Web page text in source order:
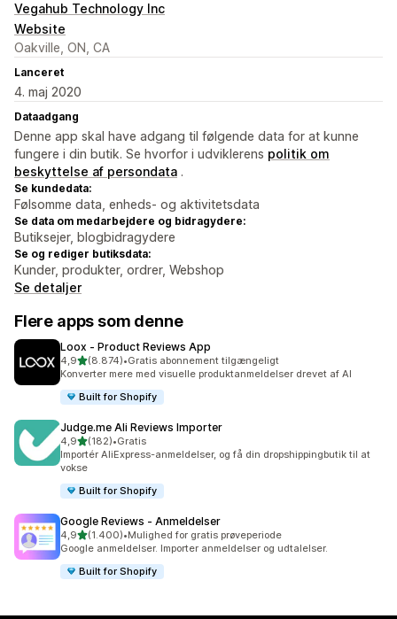
Vegahub Technology Inc
Website
Oakville, ON, CA
Lanceret
4. maj 2020
Dataadgang
Denne app skal have adgang til følgende data for at kunne
fungere i din butik. Se hvorfor i udviklerens politik om
beskyttelse af persondata .
Se kundedata:
Følsomme data, enheds- og aktivitetsdata
Se data om medarbejdere og bidragydere:
Butiksejer, blogbidragydere
Se og rediger butiksdata:
Kunder, produkter, ordrer, Webshop
Se detaljer
Flere apps som denne
Loox ‑ Product Reviews App
4,9ud af 5 stjerner
(8.874)
8874 anmeldelser i alt
•Gratis abonnement tilgængeligt
Konverter mere med visuelle produktanmeldelser drevet af AI
Built for Shopify
Judge.me Ali Reviews Importer
4,9ud af 5 stjerner
(182)
182 anmeldelser i alt
•Gratis
Importér AliExpress-anmeldelser, og få din dropshippingbutik til at
vokse
Built for Shopify
Google Reviews ‑ Anmeldelser
4,9ud af 5 stjerner
(1.400)
1400 anmeldelser i alt
•Mulighed for gratis prøveperiode
Google anmeldelser. Importer anmeldelser og udtalelser.
Built for Shopify